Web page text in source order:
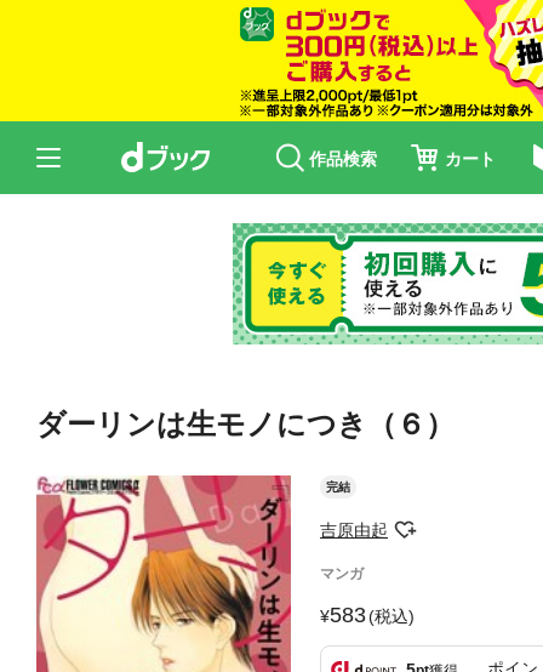
作品検索 カート
ダーリンは生モノにつき（６）
完結
吉原由起
マンガ
583(税込)